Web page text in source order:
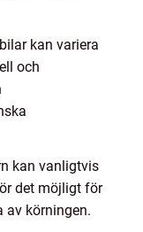
kan variera
och
kan vanligtvis
det möjligt för
av körningen.